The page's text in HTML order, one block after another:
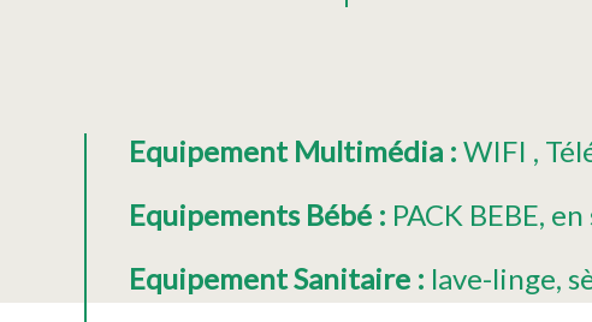
Equipement Multimédia : WIFI
Equipements Bébé : PACK BEBE en
Equipement Sanitaire : lave-linge